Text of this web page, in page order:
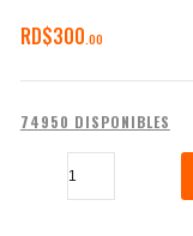
RD$300 00
74950 DISPONIBLES